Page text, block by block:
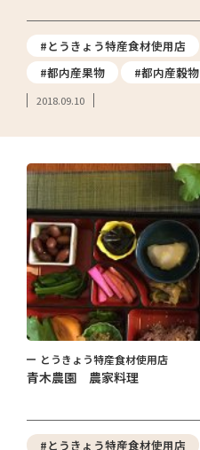
#とうきょう特産食材使用店
#都内産果物
#都内産穀物
2018.09.10
とうきょう特産食材使用店
青木農園 農家料理
#とうきょう特産食材使用店